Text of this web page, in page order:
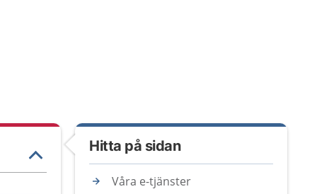
Hitta på sidan
Våra e-tjänster